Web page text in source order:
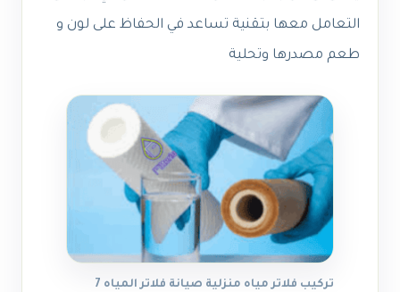
التعامل معها بتقنية تساعد في الحفاظ على لون و
طعم مصدرها وتحلية
تركيب فلاتر مياه منزلية صيانة فلاتر المياه 7